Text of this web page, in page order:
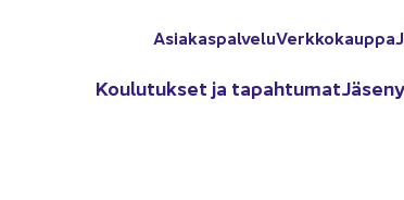
Asia­kas­pal­ve­luVerk­ko­kaup­pa
Kou­lu­tuk­set ja ta­pah­tu­mat